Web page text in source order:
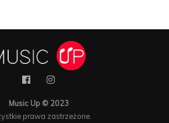
Music Up © 2023
prawa zastrzeżone.